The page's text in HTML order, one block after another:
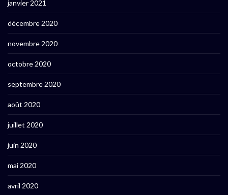
janvier 2021
décembre 2020
novembre 2020
octobre 2020
septembre 2020
août 2020
juillet 2020
juin 2020
mai 2020
avril 2020